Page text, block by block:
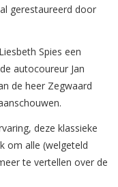
gerestaureerd door
Spies een
autocoureur Jan
de heer Zegwaard
deze klassieke
om alle (welgeteld
te vertellen over de